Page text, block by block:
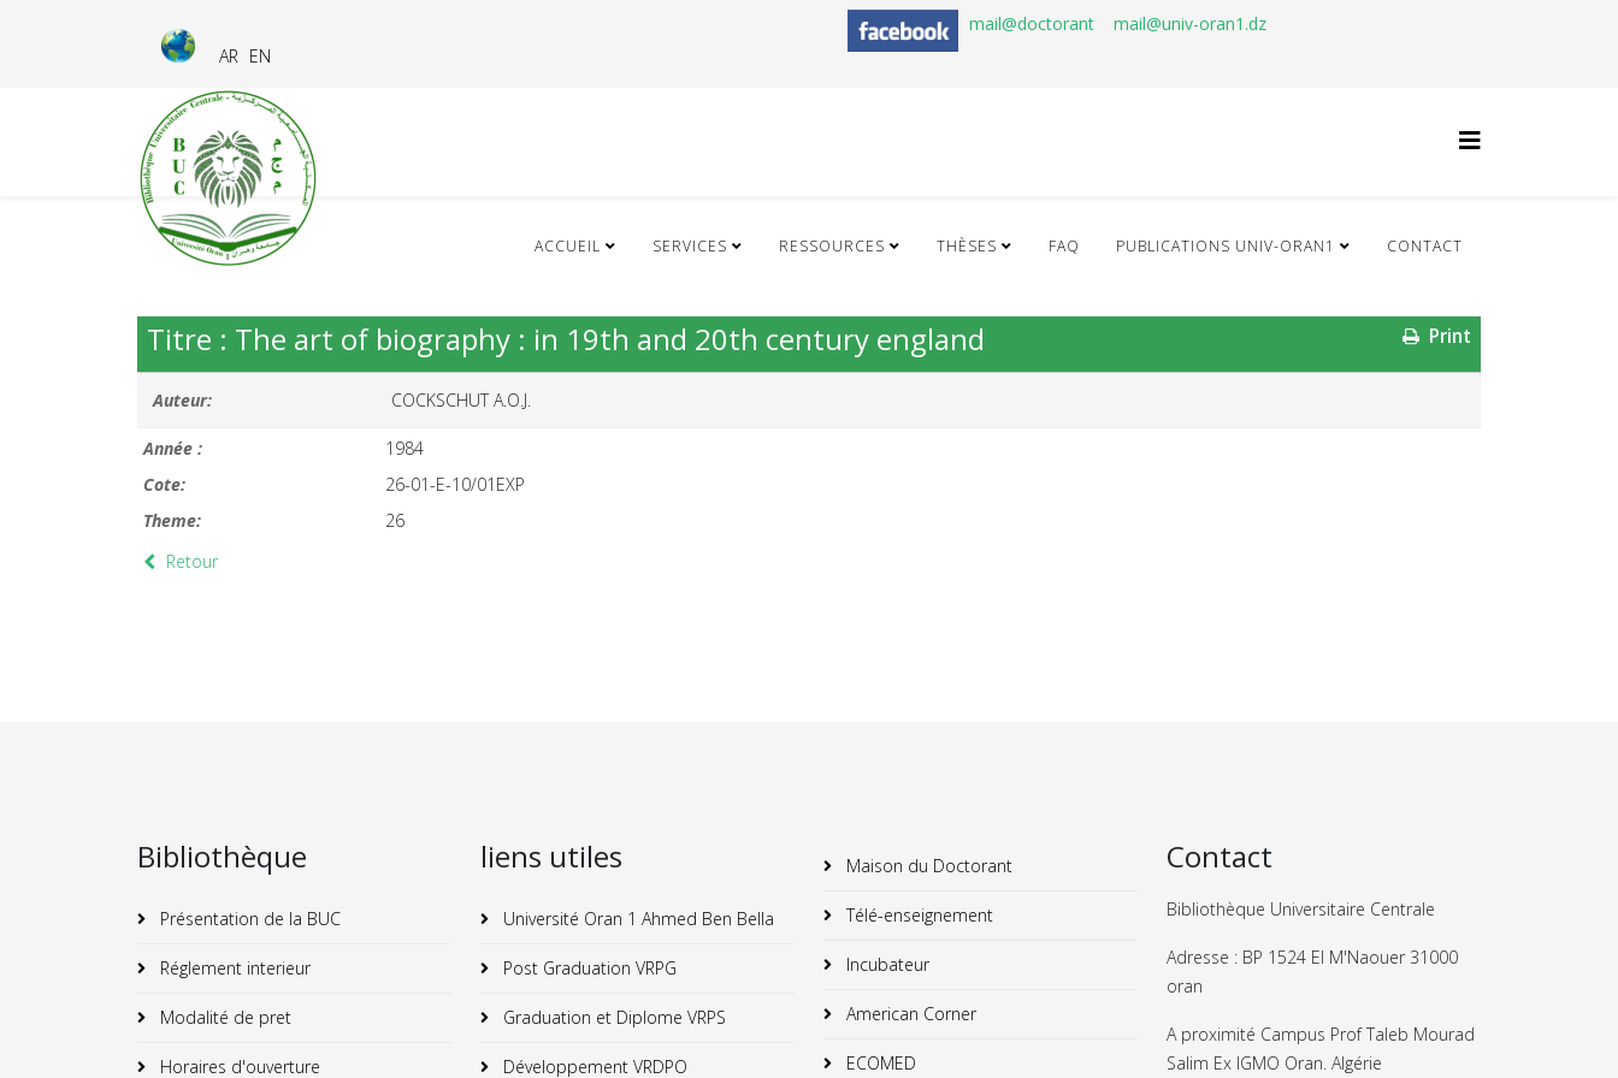
AR EN
mail@doctorant mail@univ-oran1.dz
ACCUEIL SERVICES RESSOURCES THÈSES FAQ PUBLICATIONS UNIV-ORAN1 CONTACT
Print
Titre : The art of biography : in 19th and 20th century england
Auteur: COCKSCHUT A.O.J.
Année :
1984
Cote:
26-01-E-10/01EXP
Theme:
26
Retour
Bibliothèque
Présentation de la BUC
Réglement interieur
Modalité de pret
Horaires d'ouverture
liens utiles
Université Oran 1 Ahmed Ben Bella
Post Graduation VRPG
Graduation et Diplome VRPS
Développement VRDPO
Maison du Doctorant
Télé-enseignement
Incubateur
American Corner
ECOMED
Contact
Bibliothèque Universitaire Centrale
Adresse : BP 1524 El M'Naouer 31000
oran
A proximité Campus Prof Taleb Mourad
Salim Ex IGMO Oran. Algérie